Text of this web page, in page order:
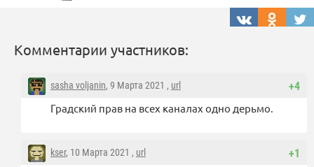
Комментарии участников:
+4
sasha voljanin, 9 Марта 2021 , url
Градский прав на всех каналах одно дерьмо.
+1
kser, 10 Марта 2021 , url